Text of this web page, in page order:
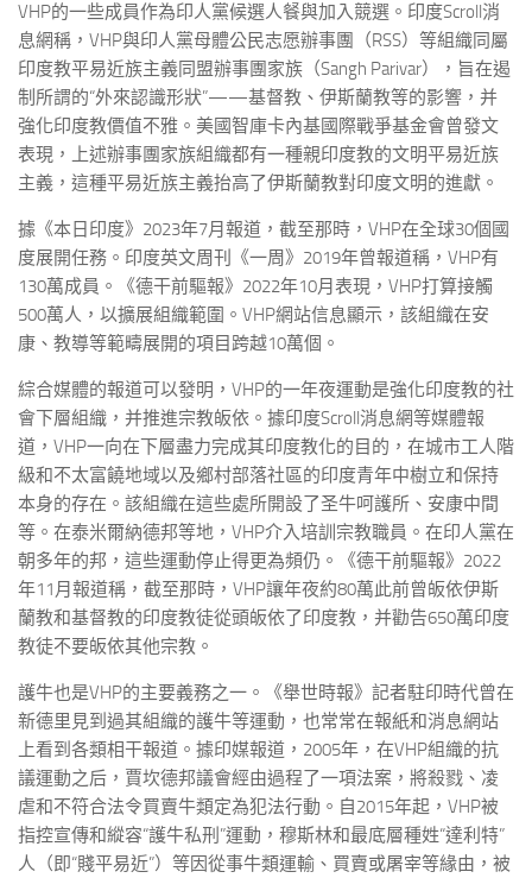
VHP的一些成員作為印人黨候選人餐與加入競選。印度Scroll消
息網稱，VHP與印人黨母體公民志愿辦事團（RSS）等組織同屬
印度教平易近族主義同盟辦事團家族（Sangh Parivar），旨在遏
制所謂的“外來認識形狀”——基督教、伊斯蘭教等的影響，并
強化印度教價值不雅。美國智庫卡內基國際戰爭基金會曾發文
表現，上述辦事團家族組織都有一種親印度教的文明平易近族
主義，這種平易近族主義抬高了伊斯蘭教對印度文明的進獻。
據《本日印度》2023年7月報道，截至那時，VHP在全球30個國
度展開任務。印度英文周刊《一周》2019年曾報道稱，VHP有
130萬成員。《德干前驅報》2022年10月表現，VHP打算接觸
500萬人，以擴展組織範圍。VHP網站信息顯示，該組織在安
康、教導等範疇展開的項目跨越10萬個。
綜合媒體的報道可以發明，VHP的一年夜運動是強化印度教的社
會下層組織，并推進宗教皈依。據印度Scroll消息網等媒體報
道，VHP一向在下層盡力完成其印度教化的目的，在城市工人階
級和不太富饒地域以及鄉村部落社區的印度青年中樹立和保持
本身的存在。該組織在這些處所開設了圣牛呵護所、安康中間
等。在泰米爾納德邦等地，VHP介入培訓宗教職員。在印人黨在
朝多年的邦，這些運動停止得更為頻仍。《德干前驅報》2022
年11月報道稱，截至那時，VHP讓年夜約80萬此前曾皈依伊斯
蘭教和基督教的印度教徒從頭皈依了印度教，并勸告650萬印度
教徒不要皈依其他宗教。
護牛也是VHP的主要義務之一。《舉世時報》記者駐印時代曾在
新德里見到過其組織的護牛等運動，也常常在報紙和消息網站
上看到各類相干報道。據印媒報道，2005年，在VHP組織的抗
議運動之后，賈坎德邦議會經由過程了一項法案，將殺戮、凌
虐和不符合法令買賣牛類定為犯法行動。自2015年起，VHP被
指控宣傳和縱容“護牛私刑”運動，穆斯林和最底層種姓“達利特”
人（即“賤平易近”）等因從事牛類運輸、買賣或屠宰等緣由，被